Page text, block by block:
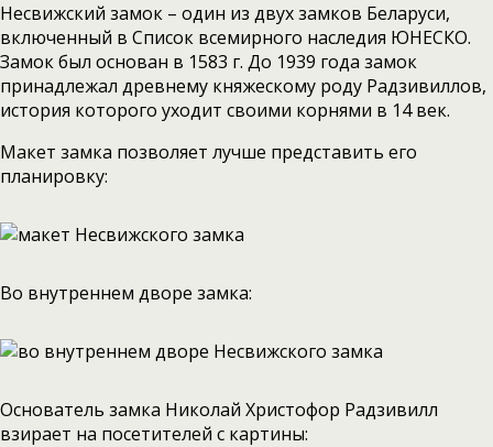
Несвижский замок – один из двух замков Беларуси,
включенный в Список всемирного наследия ЮНЕСКО.
Замок был основан в 1583 г. До 1939 года замок
принадлежал древнему княжескому роду Радзивиллов,
история которого уходит своими корнями в 14 век.
Макет замка позволяет лучше представить его
планировку:
Во внутреннем дворе замка:
Основатель замка Николай Христофор Радзивилл
взирает на посетителей с картины: